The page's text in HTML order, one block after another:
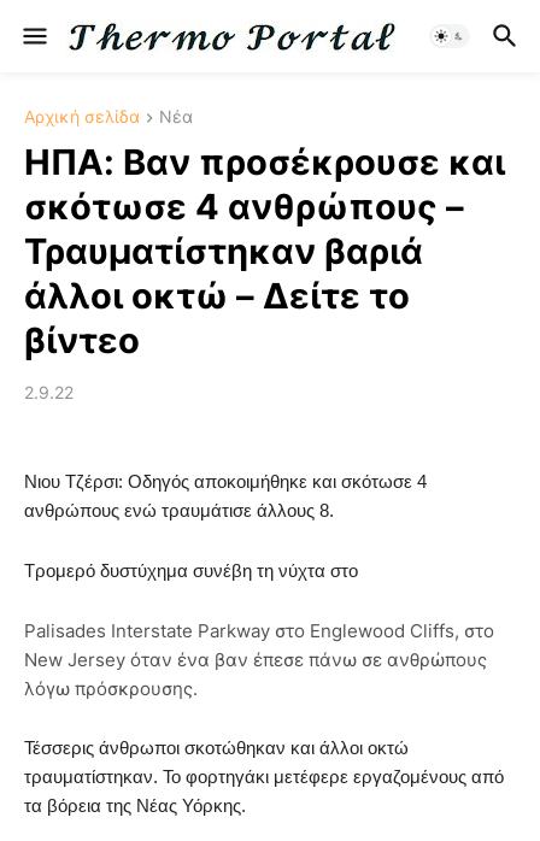
Αρχική σελίδα Νέα
ΗΠΑ: Βαν προσέκρουσε και
σκότωσε 4 ανθρώπους –
Τραυματίστηκαν βαριά
άλλοι οκτώ – Δείτε το
βίντεο
2.9.22
Νιου Τζέρσι: Οδηγός αποκοιμήθηκε και σκότωσε 4
ανθρώπους ενώ τραυμάτισε άλλους 8.
Τρομερό δυστύχημα συνέβη τη νύχτα στο
Palisades Interstate Parkway στο Englewood Cliffs, στο
New Jersey όταν ένα βαν έπεσε πάνω σε ανθρώπους
λόγω πρόσκρουσης.
Τέσσερις άνθρωποι σκοτώθηκαν και άλλοι οκτώ
τραυματίστηκαν. Το φορτηγάκι μετέφερε εργαζομένους από
τα βόρεια της Νέας Υόρκης.